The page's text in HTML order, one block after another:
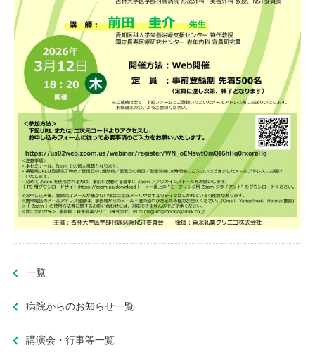
一覧
病院からのお知らせ一覧
講演会・行事等一覧